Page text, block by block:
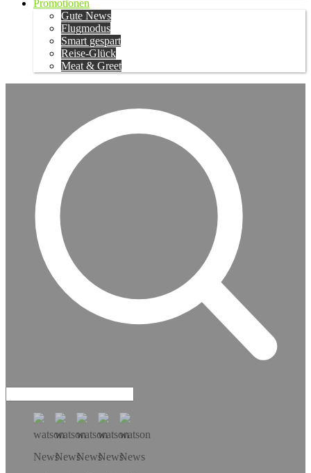
Promotionen
Gute News
Flugmodus
Smart gespart
Reise-Glück
Meat & Greet